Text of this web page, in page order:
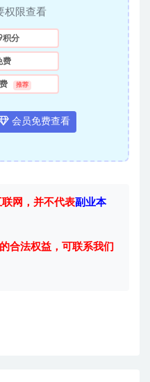
权限查看
积分
费
推荐
会员免费查看
网，并不代表副业本
合法权益，可联系我们